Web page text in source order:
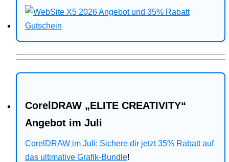
CorelDRAW „ELITE CREATIVITY“
Angebot im Juli
CorelDRAW im Juli: Sichere dir jetzt 35% Rabatt auf
das ultimative Grafik-Bundle!